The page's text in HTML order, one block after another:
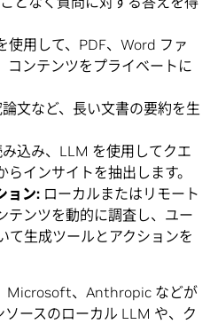
使用して、PDF、Word ファ
コンテンツをプライベートに
文など、長い文書の要約を生
込み、LLM を使用してクエ
インサイトを抽出します。
ョン: ローカルまたはリモート
テンツを動的に調査し、ユー
て生成ツールとアクションを
Microsoft、Anthropic などが
ースのローカル LLM や、ク